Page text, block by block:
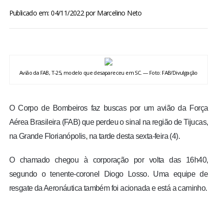
BRASIL
ENTRETENIMENTO
ENQUETE
TV LPB
FOTOS
Publicado em: 04/11/2022porMarcelino Neto
Avião da FAB, T-25, modelo que desapareceu em SC. — Foto: FAB/Divulgação
O Corpo de Bombeiros faz buscas por um avião da Força
Aérea Brasileira (FAB) que perdeu o sinal na região de Tijucas,
na Grande Florianópolis, na tarde desta sexta-feira (4).
O chamado chegou à corporação por volta das 16h40,
segundo o tenente-coronel Diogo Losso. Uma equipe de
resgate da Aeronáutica também foi acionada e está a caminho.